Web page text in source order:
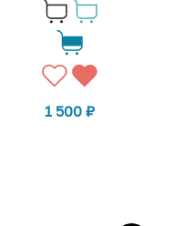
1 500₽